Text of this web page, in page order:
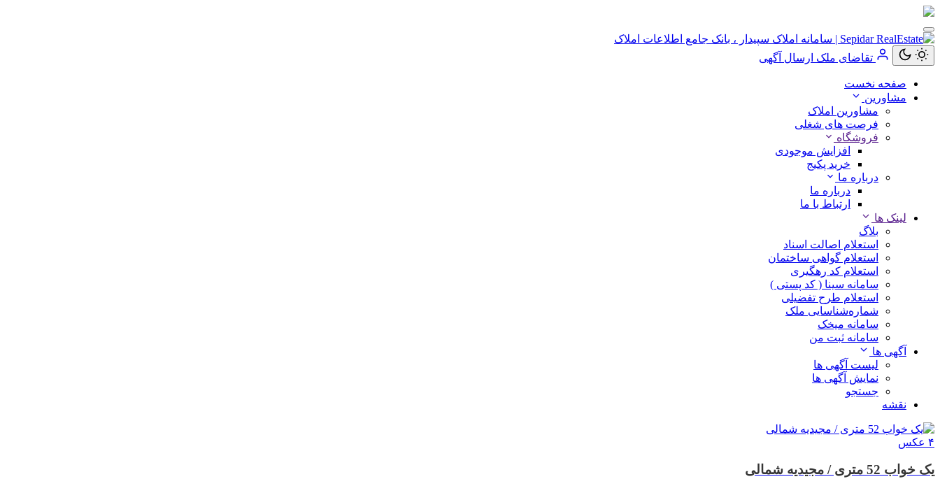
تقاضای ملک ارسال آگهی
صفحه نخست
مشاورین
مشاورین املاک
فرصت های شغلی
فروشگاه
افزایش موجودی
خرید پکیج
درباره ما
درباره ما
ارتباط با ما
لینک ها
بلاگ
استعلام اصالت اسناد
استعلام گواهی ساختمان
استعلام کد رهگیری
سامانه سینا ( کد پستی )
استعلام طرح تفضیلی
شماره‌شناسایی ملک
سامانه میخک
سامانه ثبت من
آگهی ها
لیست آگهی ها
نمایش آگهی ها
جستجو
نقشه
۴ عکس
یک خواب 52 متری / مجیدیه شمالی
کاربر
مهمان
ورود
به
حساب
نام